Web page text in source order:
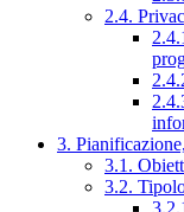
2.4.
3.
3.1.
3.2.